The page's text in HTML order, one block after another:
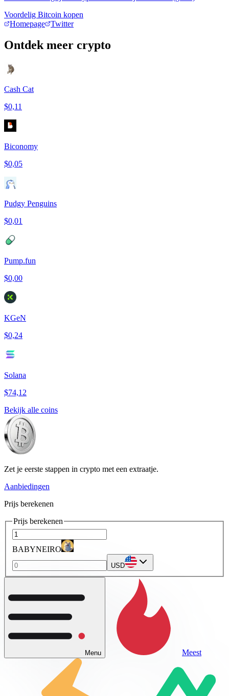
Voordelig Bitcoin kopen
Homepage
Twitter
Ontdek meer crypto
Cash Cat
$0,11
Biconomy
$0,05
Pudgy Penguins
$0,01
Pump.fun
$0,00
KGeN
$0,24
Solana
$74,12
Bekijk alle coins
Zet je eerste stappen in crypto met een extraatje.
Aanbiedingen
Prijs berekenen
Prijs berekenen
BABYNEIRO
USD
Menu Meest